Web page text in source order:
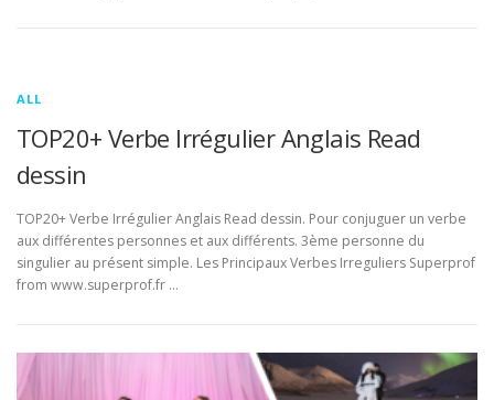
ALL
TOP20+ Verbe Irrégulier Anglais Read
dessin
TOP20+ Verbe Irrégulier Anglais Read dessin. Pour conjuguer un verbe
aux différentes personnes et aux différents. 3ème personne du
singulier au présent simple. Les Principaux Verbes Irreguliers Superprof
from www.superprof.fr …